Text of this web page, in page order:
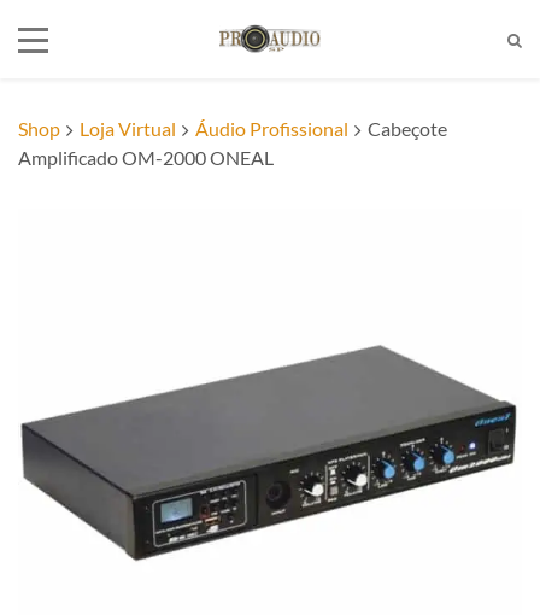
Tel:
Shop Loja Virtual Áudio Profissional
Cabeçote
Amplificado OM-2000 ONEAL